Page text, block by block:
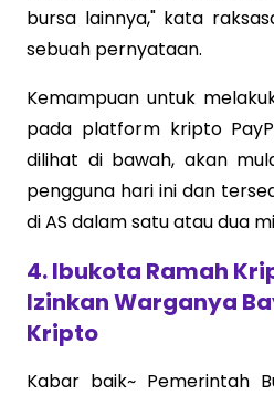
bursa lainnya," kata
sebuah pernyataan.
Kemampuan untuk
pada platform kripto
dilihat di bawah, akan
pengguna hari ini dan
di AS dalam satu atau dua
4. Ibukota Ramah
Izinkan Warganya
Kripto
Kabar baik~ Pemerintah